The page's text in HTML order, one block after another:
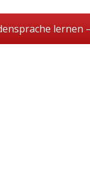
lernen